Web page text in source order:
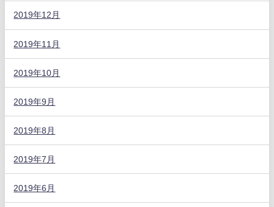
2019年12月
2019年11月
2019年10月
2019年9月
2019年8月
2019年7月
2019年6月